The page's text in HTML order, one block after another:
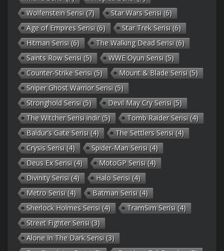
Wolfenstein Serisi (7) Star Wars Serisi (6)
Age of Empires Serisi (6) Star Trek Serisi (6)
Hitman Serisi (6) The Walking Dead Serisi (6)
Saints Row Serisi (5) WWE Oyun Serisi (5)
Counter-Strike Serisi (5) Mount & Blade Serisi (5)
Sniper Ghost Warrior Serisi (5)
Stronghold Serisi (5) Devil May Cry Serisi (5)
The Witcher Serisi indir(5) Tomb Raider Serisi (4)
Baldur’s Gate Serisi (4) The Settlers Serisi (4)
Crysis Serisi (4) Spider-Man Serisi (4)
Deus Ex Serisi (4) MotoGP Serisi (4)
Divinity Serisi (4) Halo Serisi (4)
Metro Serisi (4) Batman Serisi (4)
Sherlock Holmes Serisi (4) TramSim Serisi (4)
Street Fighter Serisi (3)
Alone In The Dark Serisi (3)